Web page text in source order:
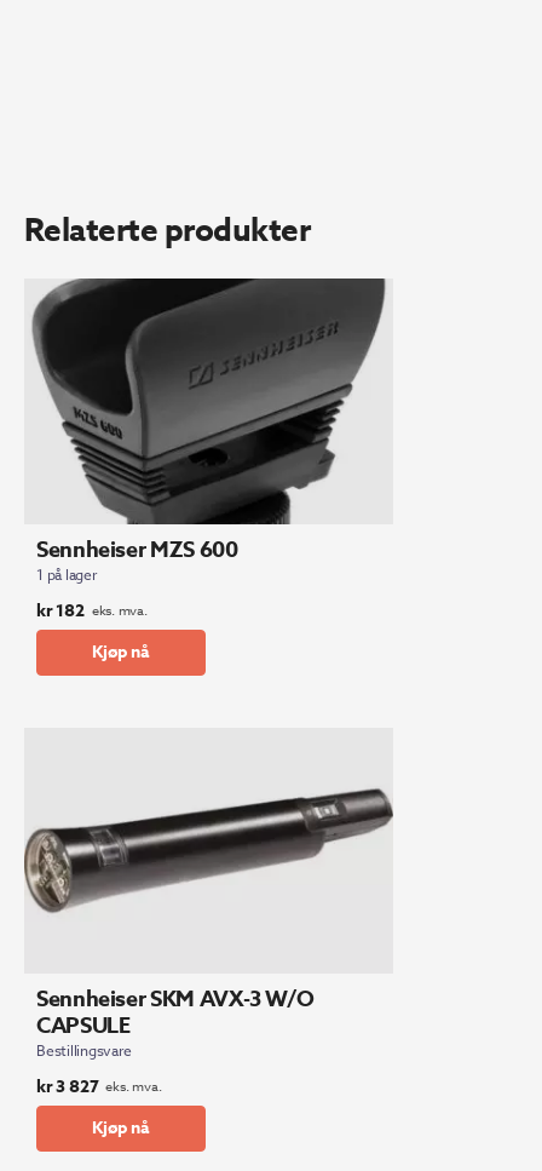
Relaterte produkter
Sennheiser MZS 600
1 på lager
kr182 eks. mva.
Kjøp nå
Sennheiser SKM AVX-3 W/O
CAPSULE
Bestillingsvare
kr3 827 eks. mva.
Kjøp nå